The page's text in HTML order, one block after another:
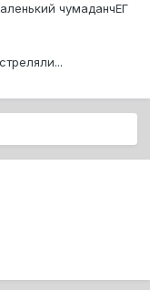
чумаданчЕГ